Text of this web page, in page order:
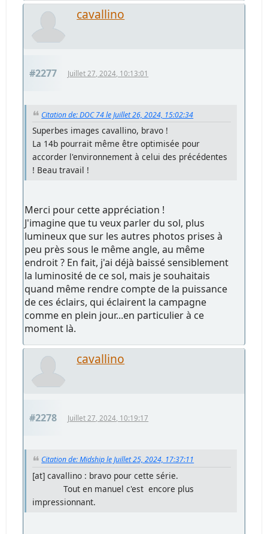
cavallino
#2277 Juillet 27, 2024, 10:13:01
Citation de: DOC 74 le Juillet 26, 2024, 15:02:34
Superbes images cavallino, bravo !
La 14b pourrait même être optimisée pour
accorder l'environnement à celui des précédentes
! Beau travail !
Merci pour cette appréciation !
J'imagine que tu veux parler du sol, plus
lumineux que sur les autres photos prises à
peu près sous le même angle, au même
endroit ? En fait, j'ai déjà baissé sensiblement
la luminosité de ce sol, mais je souhaitais
quand même rendre compte de la puissance
de ces éclairs, qui éclairent la campagne
comme en plein jour...en particulier à ce
moment là.
cavallino
#2278 Juillet 27, 2024, 10:19:17
Citation de: Midship le Juillet 25, 2024, 17:37:11
[at] cavallino : bravo pour cette série.
Tout en manuel c'est encore plus
impressionnant.